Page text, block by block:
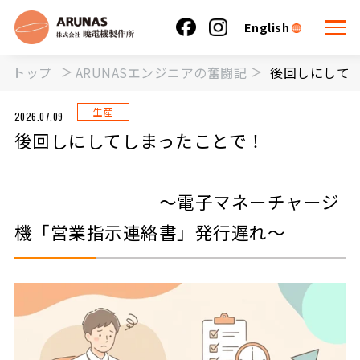
English
トップ ARUNASエンジニアの奮闘記 後回し
2026.07.09 生産
後回しにしてしまったことで！
～電子マネーチャージ
機「営業指示連絡書」発行遅れ～